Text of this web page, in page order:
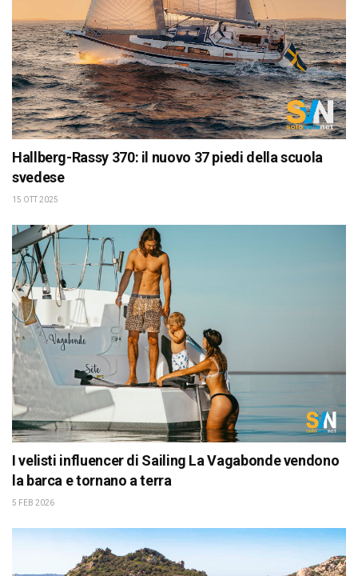
Hallberg-Rassy 370: il nuovo 37 piedi della scuola
svedese
15 OTT 2025
I velisti influencer di Sailing La Vagabonde vendono
la barca e tornano a terra
5 FEB 2026